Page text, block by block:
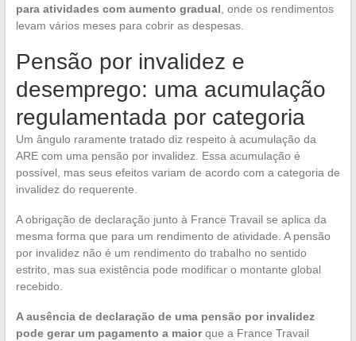
para atividades com aumento gradual , onde os rendimentos
levam vários meses para cobrir as despesas.
Pensão por invalidez e
desemprego: uma acumulação
regulamentada por categoria
Um ângulo raramente tratado diz respeito à acumulação da
ARE com uma pensão por invalidez. Essa acumulação é
possível, mas seus efeitos variam de acordo com a categoria de
invalidez do requerente.
A obrigação de declaração junto à France Travail se aplica da
mesma forma que para um rendimento de atividade. A pensão
por invalidez não é um rendimento do trabalho no sentido
estrito, mas sua existência pode modificar o montante global
recebido.
A ausência de declaração de uma pensão por invalidez
pode gerar um pagamento a maiorque a France Travail